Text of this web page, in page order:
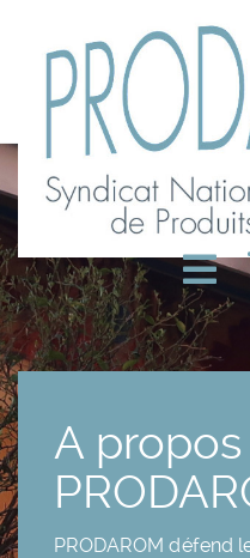
A
PRODAROM défend